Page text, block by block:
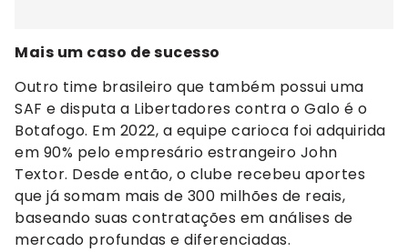
Mais um caso de sucesso
Outro time brasileiro que também possui uma
SAF e disputa a Libertadores contra o Galo é o
Botafogo. Em 2022, a equipe carioca foi adquirida
em 90% pelo empresário estrangeiro John
Textor. Desde então, o clube recebeu aportes
que já somam mais de 300 milhões de reais,
baseando suas contratações em análises de
mercado profundas e diferenciadas.